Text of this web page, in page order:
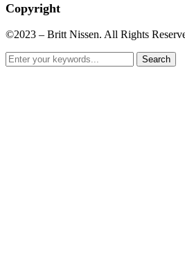
Copyright
©2023 – Britt Nissen. All Rights